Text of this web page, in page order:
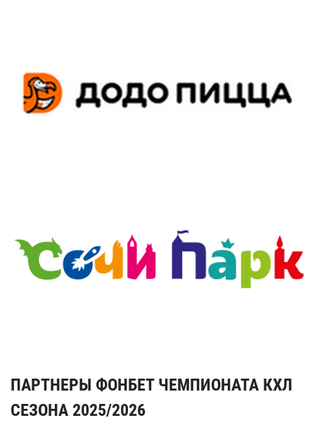
ПАРТНЕРЫ ФОНБЕТ ЧЕМПИОНАТА КХЛ
СЕЗОНА 2025/2026